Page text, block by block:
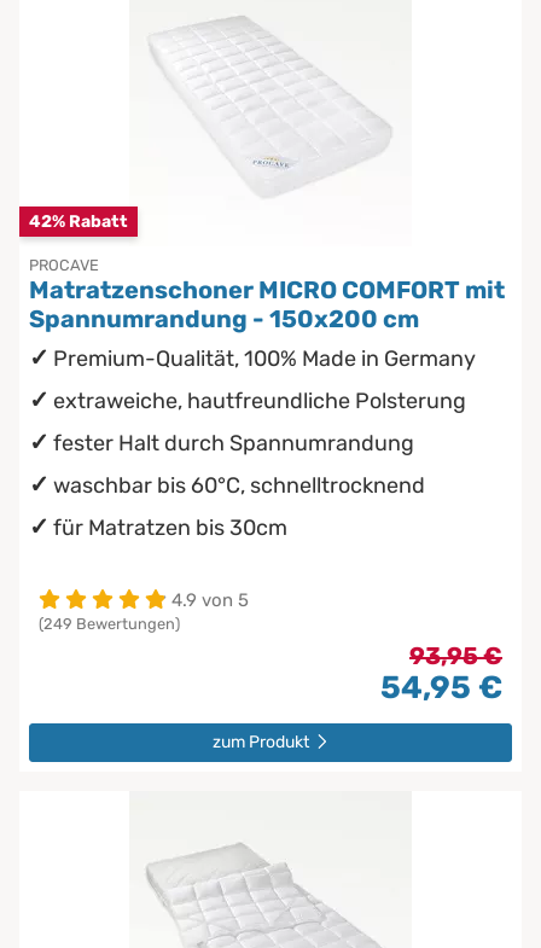
42% Rabatt
PROCAVE
Matratzenschoner MICRO COMFORT mit
Spannumrandung - 150x200 cm
Premium-Qualität, 100% Made in Germany
extraweiche, hautfreundliche Polsterung
fester Halt durch Spannumrandung
waschbar bis 60°C, schnelltrocknend
für Matratzen bis 30cm
4.9 von 5
(249 Bewertungen)
93,95 €
54,95 €
zum Produkt